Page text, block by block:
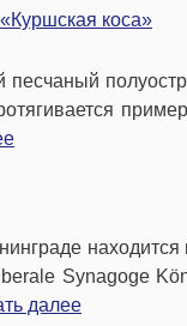
коса»
песчаный
Synagoge
далее